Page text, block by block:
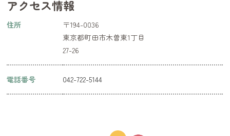
アクセス情報
住所
〒194-0036
東京都町田市木曽東1丁目
27-26
電話番号 042-722-5144